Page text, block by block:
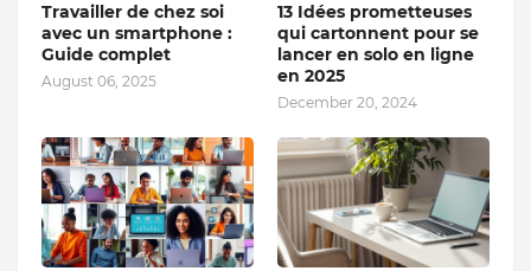
Travailler de chez soi
avec un smartphone :
Guide complet
August 06, 2025
13 Idées prometteuses
qui cartonnent pour se
lancer en solo en ligne
en 2025
December 20, 2024